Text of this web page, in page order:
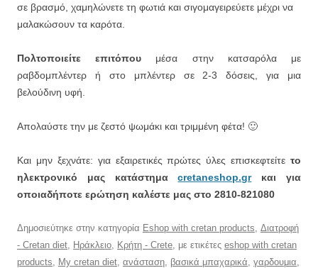
σε βρασμό, χαμηλώνετε τη φωτιά και σιγομαγειρεύετε μέχρι να
μαλακώσουν τα καρότα.
Πολτοποιείτε επιτόπου μέσα στην κατσαρόλα με
ραβδομπλέντερ ή στο μπλέντερ σε 2-3 δόσεις, για μια
βελούδινη υφή.
Απολαύστε την με ζεστό ψωμάκι και τριμμένη φέτα! 🙂
Και μην ξεχνάτε: για εξαιρετικές πρώτες ύλες επισκεφτείτε το
ηλεκτρονικό μας κατάστημαcretaneshop.grκαι για
οποιαδήποτε ερώτηση καλέστε μας στο 2810-821080
Δημοσιεύτηκε στην κατηγορία Eshop with cretan products Διατροφή
- Cretan diet Ηράκλειο Κρήτη - Crete , με ετικέτες eshop with cretan
products
My cretan diet ανάσταση βασικά μπαχαρικά γαρδουμια